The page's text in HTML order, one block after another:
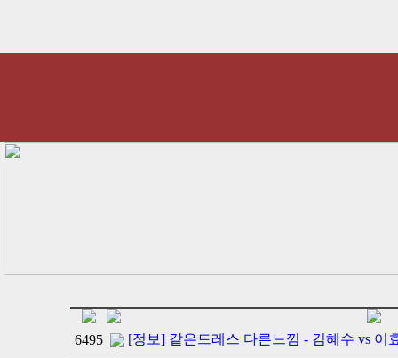
6495
[정보] 같은드레스 다른느낌 - 김혜수 vs 이